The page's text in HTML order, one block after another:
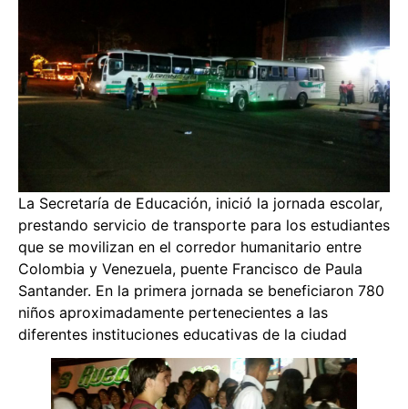
La Secretaría de Educación, inició la jornada escolar,
prestando servicio de transporte para los estudiantes
que se movilizan en el corredor humanitario entre
Colombia y Venezuela, puente Francisco de Paula
Santander. En la primera jornada se beneficiaron 780
niños aproximadamente pertenecientes a las
diferentes instituciones educativas de la ciudad